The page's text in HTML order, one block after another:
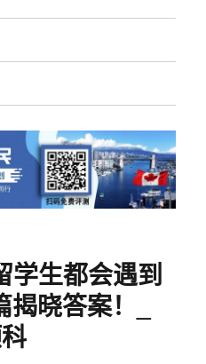
学生都会遇到
晓答案！_